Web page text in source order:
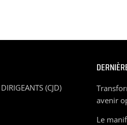
(CJD)
avenir
Le